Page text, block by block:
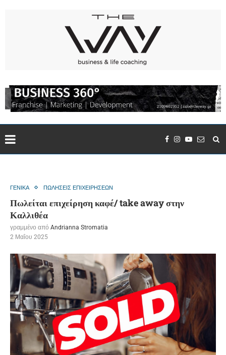
ΓΕΝΙΚΑ ΠΩΛΗΣΕΙΣ ΕΠΙΧΕΙΡΗΣΕΩΝ
Πωλείται επιχείρηση καφέ/ take away στην
Καλλιθέα
γραμμένο από Andrianna Stromatia
2 Μαΐου 2025